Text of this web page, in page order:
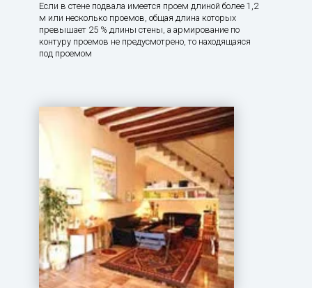
Если в стене подвала имеется проем длиной более 1,2
м или несколько проемов, общая длина которых
превышает 25 % длины стены, а армирование по
контуру проемов не предусмотрено, то находящаяся
под проемом